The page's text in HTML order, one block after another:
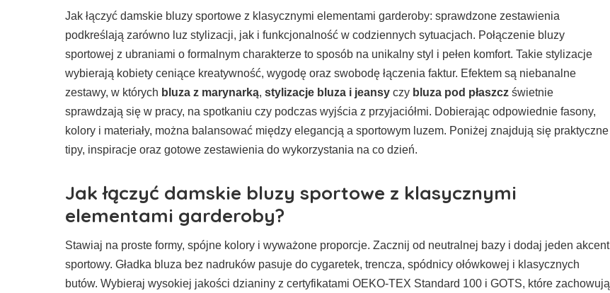
Jak łączyć damskie bluzy sportowe z klasycznymi elementami garderoby: sprawdzone zestawienia
podkreślają zarówno luz stylizacji, jak i funkcjonalność w codziennych sytuacjach. Połączenie bluzy
sportowej z ubraniami o formalnym charakterze to sposób na unikalny styl i pełen komfort. Takie stylizacje
wybierają kobiety ceniące kreatywność, wygodę oraz swobodę łączenia faktur. Efektem są niebanalne
zestawy, w których bluza z marynarką, stylizacje bluza i jeansy czy bluza pod płaszcz świetnie
sprawdzają się w pracy, na spotkaniu czy podczas wyjścia z przyjaciółmi. Dobierając odpowiednie fasony,
kolory i materiały, można balansować między elegancją a sportowym luzem. Poniżej znajdują się praktyczne
tipy, inspiracje oraz gotowe zestawienia do wykorzystania na co dzień.
Jak łączyć damskie bluzy sportowe z klasycznymi
elementami garderoby?
Stawiaj na proste formy, spójne kolory i wyważone proporcje. Zacznij od neutralnej bazy i dodaj jeden akcent
sportowy. Gładka bluza bez nadruków pasuje do cygaretek, trencza, spódnicy ołówkowej i klasycznych
butów. Wybieraj wysokiej jakości dzianiny z certyfikatami OEKO-TEX Standard 100 i GOTS, które zachowują